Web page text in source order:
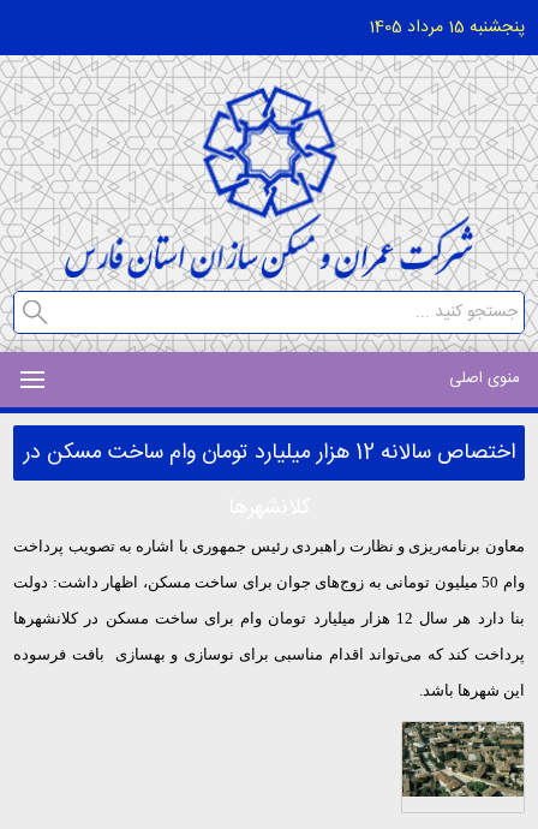
پنجشنبه 15 مرداد 1405
منوی اصلی
اختصاص سالانه 12 هزار میلیارد تومان وام ساخت مسکن در
معاون برنامه‌ریزی و نظارت راهبردی رئیس جمهوری با اشاره به تصویب پرداخت
وام 50 میلیون تومانی به زوج‌های جوان برای ساخت مسکن، اظهار داشت: دولت
بنا دارد هر سال 12 هزار میلیارد تومان وام برای ساخت مسکن در کلانشهرها
پرداخت کند که می‌تواند اقدام مناسبی برای نوسازی و بهسازی بافت فرسوده
این شهرها باشد.